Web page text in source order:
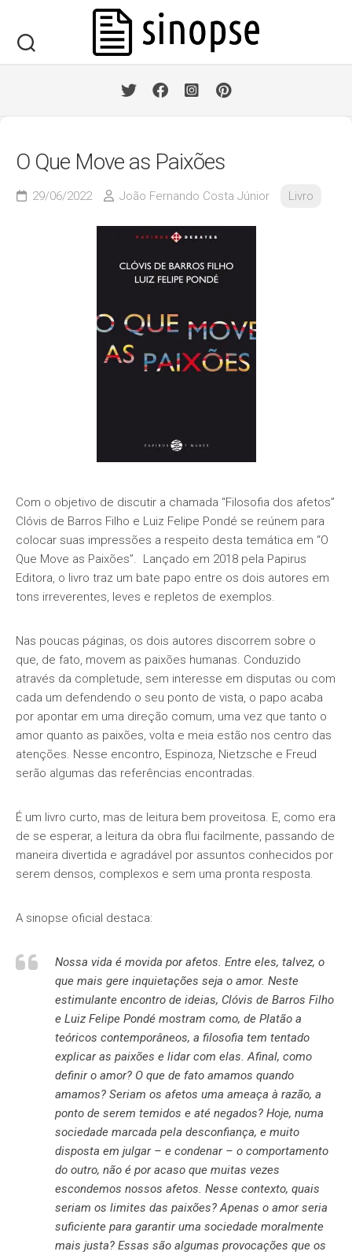
content
O Que Move as Paixões
29/06/2022 João Fernando Costa Júnior Livro
Com o objetivo de discutir a chamada “Filosofia dos afetos”
Clóvis de Barros Filho e Luiz Felipe Pondé se reúnem para
colocar suas impressões a respeito desta temática em “O
Que Move as Paixões”. Lançado em 2018 pela Papirus
Editora, o livro traz um bate papo entre os dois autores em
tons irreverentes, leves e repletos de exemplos.
Nas poucas páginas, os dois autores discorrem sobre o
que, de fato, movem as paixões humanas. Conduzido
através da completude, sem interesse em disputas ou com
cada um defendendo o seu ponto de vista, o papo acaba
por apontar em uma direção comum, uma vez que tanto o
amor quanto as paixões, volta e meia estão nos centro das
atenções. Nesse encontro, Espinoza, Nietzsche e Freud
serão algumas das referências encontradas.
É um livro curto, mas de leitura bem proveitosa. E, como era
de se esperar, a leitura da obra flui facilmente, passando de
maneira divertida e agradável por assuntos conhecidos por
serem densos, complexos e sem uma pronta resposta.
A sinopse oficial destaca:
Nossa vida é movida por afetos. Entre eles, talvez, o
que mais gere inquietações seja o amor. Neste
estimulante encontro de ideias, Clóvis de Barros Filho
e Luiz Felipe Pondé mostram como, de Platão a
teóricos contemporâneos, a filosofia tem tentado
explicar as paixões e lidar com elas. Afinal, como
definir o amor? O que de fato amamos quando
amamos? Seriam os afetos uma ameaça à razão, a
ponto de serem temidos e até negados? Hoje, numa
sociedade marcada pela desconfiança, e muito
disposta em julgar – e condenar – o comportamento
do outro, não é por acaso que muitas vezes
escondemos nossos afetos. Nesse contexto, quais
seriam os limites das paixões? Apenas o amor seria
suficiente para garantir uma sociedade moralmente
mais justa? Essas são algumas provocações que os